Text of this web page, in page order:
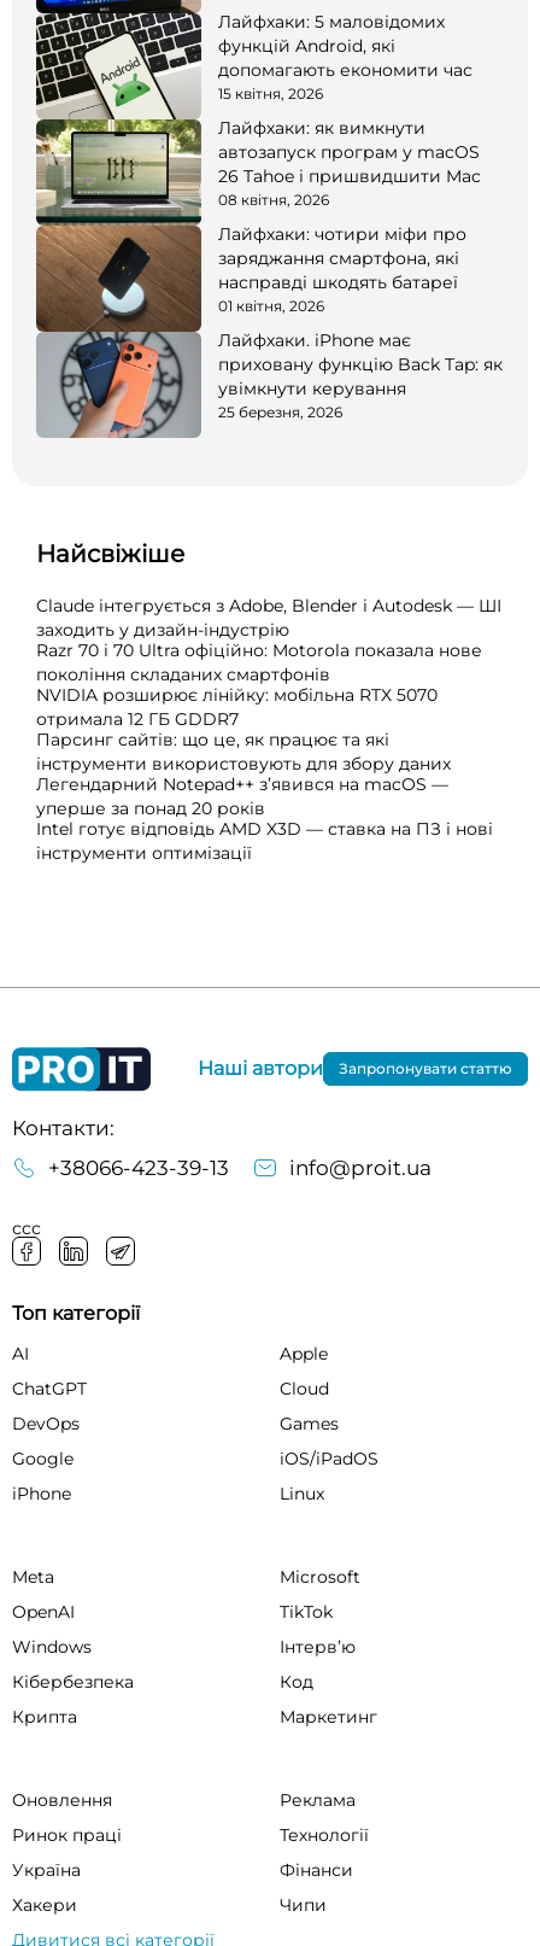
Лайфхаки: 5 маловідомих
функцій Android, які
допомагають економити час
15 квітня, 2026
Лайфхаки: як вимкнути
автозапуск програм у macOS
26 Tahoe і пришвидшити Mac
08 квітня, 2026
Лайфхаки: чотири міфи про
заряджання смартфона, які
насправді шкодять батареї
01 квітня, 2026
Лайфхаки. iPhone має
приховану функцію Back Tap: як
увімкнути керування
25 березня, 2026
Найсвіжіше
Claude інтегрується з Adobe, Blender і Autodesk — ШІ
заходить у дизайн-індустрію
Razr 70 і 70 Ultra офіційно: Motorola показала нове
покоління складаних смартфонів
NVIDIA розширює лінійку: мобільна RTX 5070
отримала 12 ГБ GDDR7
Парсинг сайтів: що це, як працює та які
інструменти використовують для збору даних
Легендарний Notepad++ з’явився на macOS —
уперше за понад 20 років
Intel готує відповідь AMD X3D — ставка на ПЗ і нові
інструменти оптимізації
Контакти:
+38066-423-39-13
info@proit.ua
ссс
Наші автори Запропонувати статтю
Топ категорії
AI
Apple
ChatGPT
Cloud
DevOps
Games
Google
iOS/iPadOS
iPhone
Linux
Meta
Microsoft
OpenAI
TikTok
Windows
Інтервʼю
Кібербезпека
Код
Крипта
Маркетинг
Оновлення
Реклама
Ринок праці
Технології
Україна
Фінанси
Хакери
Чипи
Дивитися всі категорії